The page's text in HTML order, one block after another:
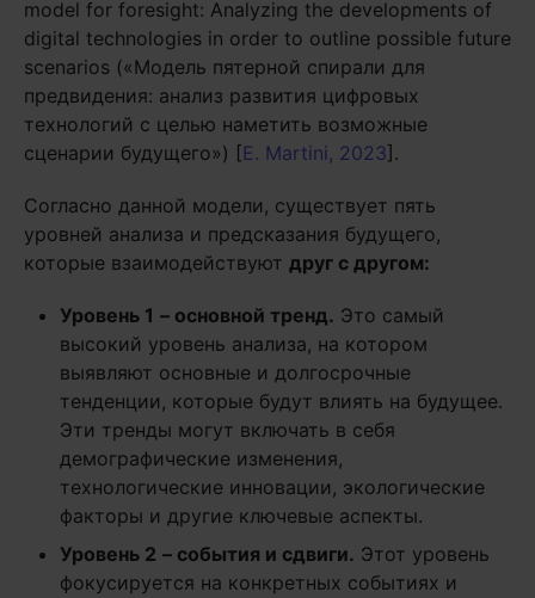
model for foresight: Analyzing the developments of
digital technologies in order to outline possible future
scenarios («Модель пятерной спирали для
предвидения: анализ развития цифровых
технологий с целью наметить возможные
сценарии будущего») [E. Martini, 2023].
Согласно данной модели, существует пять
уровней анализа и предсказания будущего,
которые взаимодействуют друг с другом:
Уровень 1 – основной тренд. Это самый
высокий уровень анализа, на котором
выявляют основные и долгосрочные
тенденции, которые будут влиять на будущее.
Эти тренды могут включать в себя
демографические изменения,
технологические инновации, экологические
факторы и другие ключевые аспекты.
Уровень 2 – события и сдвиги. Этот уровень
фокусируется на конкретных событиях и